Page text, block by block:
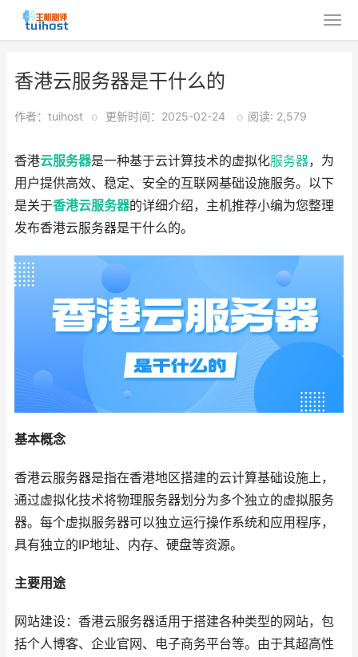
香港云服务器是干什么的
作者：tuihost o 更新时间：2025-02-24 o 阅读: 2,579
香港云服务器是一种基于云计算技术的虚拟化服务器，为
用户提供高效、稳定、安全的互联网基础设施服务。以下
是关于香港云服务器的详细介绍，主机推荐小编为您整理
发布香港云服务器是干什么的。
基本概念
香港云服务器是指在香港地区搭建的云计算基础设施上，
通过虚拟化技术将物理服务器划分为多个独立的虚拟服务
器。每个虚拟服务器可以独立运行操作系统和应用程序，
具有独立的IP地址、内存、硬盘等资源。
主要用途
网站建设：香港云服务器适用于搭建各种类型的网站，包
括个人博客、企业官网、电子商务平台等。由于其超高性